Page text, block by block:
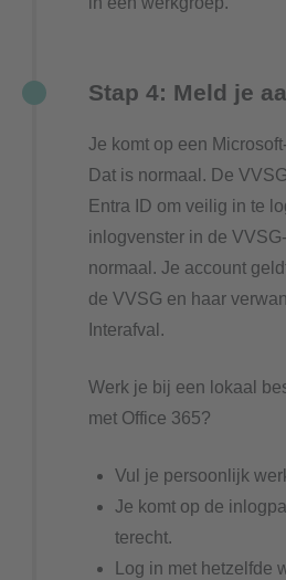
Stap 4: Meld je
Je komt op een
Dat is normaal. De
Entra ID om veilig in te
inlogvenster in de
normaal. Je account
de VVSG en haar
Interafval.
Werk je bij een lokaal
met Office 365?
Vul je persoonlijk
Je komt op de
terecht.
Log in met hetzelfde